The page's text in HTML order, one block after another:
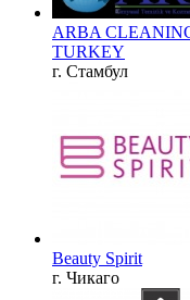
ARBA
TURKEY
г. Стамбул
Beauty Spirit
г. Чикаго